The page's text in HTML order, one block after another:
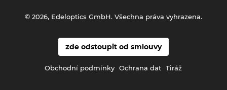
zde odstoupit od smlouvy
Obchodní podmínky Ochrana dat Tiráž
© 2026, Edeloptics GmbH. Všechna práva vyhrazena.